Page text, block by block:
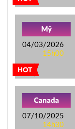
HOT
Mỹ
04/03/2026
15h00
Canada
07/10/2025
14h30